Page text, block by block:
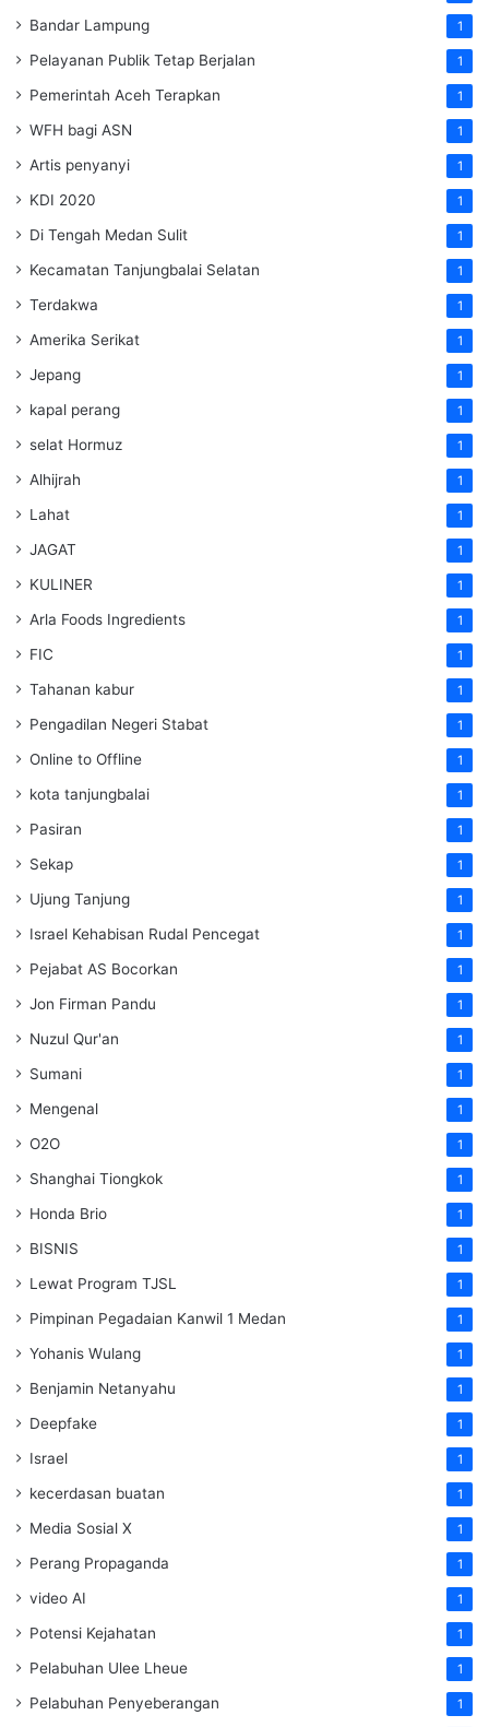
Bandar Lampung 1
Pelayanan Publik Tetap Berjalan 1
Pemerintah Aceh Terapkan 1
WFH bagi ASN 1
Artis penyanyi 1
KDI 2020 1
Di Tengah Medan Sulit 1
Kecamatan Tanjungbalai Selatan 1
Terdakwa 1
Amerika Serikat 1
Jepang 1
kapal perang 1
selat Hormuz 1
Alhijrah 1
Lahat 1
JAGAT 1
KULINER 1
Arla Foods Ingredients 1
FIC 1
Tahanan kabur 1
Pengadilan Negeri Stabat 1
Online to Offline 1
kota tanjungbalai 1
Pasiran 1
Sekap 1
Ujung Tanjung 1
Israel Kehabisan Rudal Pencegat 1
Pejabat AS Bocorkan 1
Jon Firman Pandu 1
Nuzul Qur'an 1
Sumani 1
Mengenal 1
O2O 1
Shanghai Tiongkok 1
Honda Brio 1
BISNIS 1
Lewat Program TJSL 1
Pimpinan Pegadaian Kanwil 1 Medan 1
Yohanis Wulang 1
Benjamin Netanyahu 1
Deepfake 1
Israel 1
kecerdasan buatan 1
Media Sosial X 1
Perang Propaganda 1
video AI 1
Potensi Kejahatan 1
Pelabuhan Ulee Lheue 1
Pelabuhan Penyeberangan 1